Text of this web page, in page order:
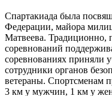
Спартакиада была
Федерации, майора
Матвеева. Традиционно,
соревнований
соревнованиях приняли
сотрудники органов
ветераны. Спортсменам
3 км у мужчин, 1 км у